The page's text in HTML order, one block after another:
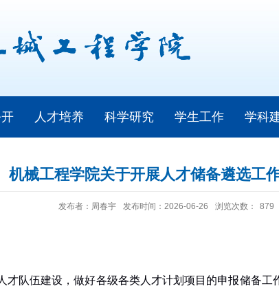
人才培养 科学研究 学生工作 学科
机械工程学院关于开展人才储备遴选工
发布者：周春宇 发布时间：2026-06-26 浏览次数： 879
队伍建设，做好各级各类人才计划项目的申报储备工